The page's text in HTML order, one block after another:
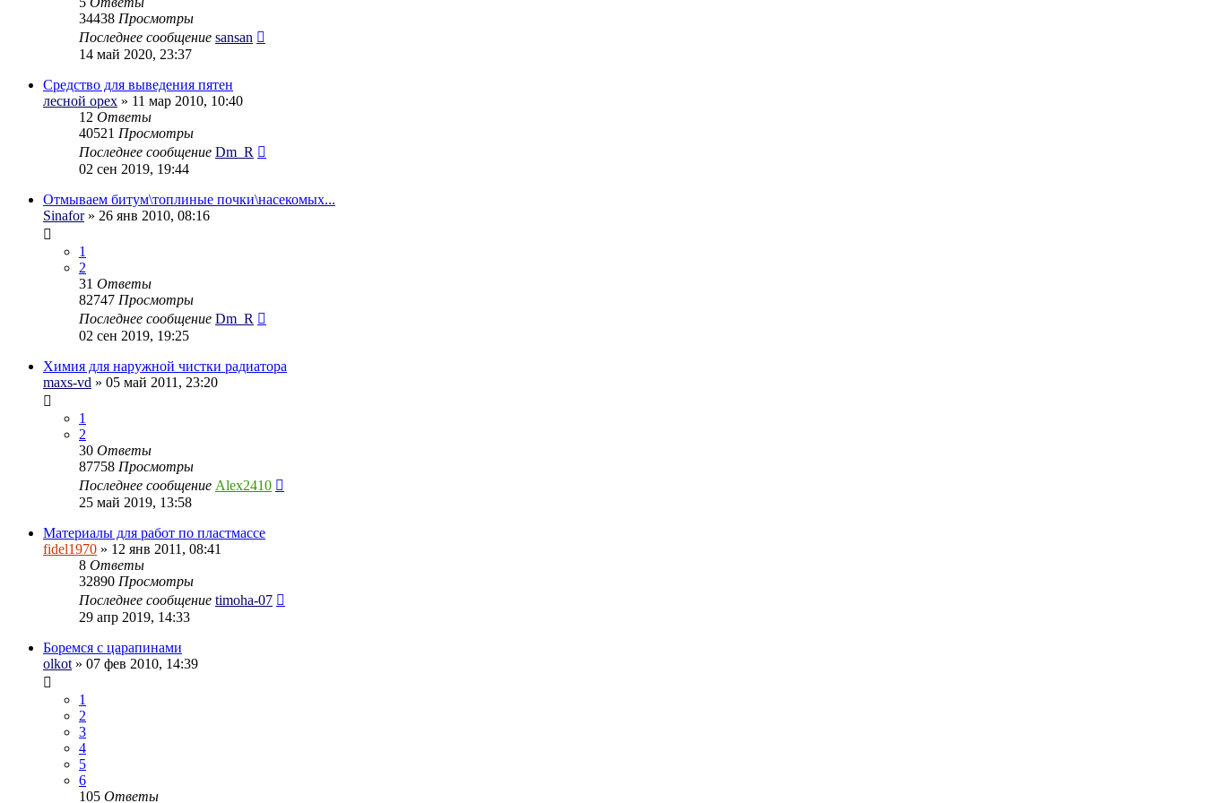
34438 Просмотры
Последнее сообщение sansan
14 май 2020, 23:37
Средство для выведения пятен
лесной орех » 11 мар 2010, 10:40
12 Ответы
40521 Просмотры
Последнее сообщение Dm_R
02 сен 2019, 19:44
Отмываем битум\топлиные почки\насекомых...
Sinafor» 26 янв 2010, 08:16
1
2
31 Ответы
82747 Просмотры
Последнее сообщение Dm_R
02 сен 2019, 19:25
Химия для наружной чистки радиатора
maxs-vd » 05 май 2011, 23:20
1
2
30 Ответы
87758 Просмотры
Последнее сообщение Alex2410
25 май 2019, 13:58
Материалы для работ по пластмассе
fidel1970 » 12 янв 2011, 08:41
8 Ответы
32890 Просмотры
Последнее сообщение timoha-07
29 апр 2019, 14:33
Боремся с царапинами
olkot » 07 фев 2010, 14:39
1
2
3
4
5
6
105 Ответы